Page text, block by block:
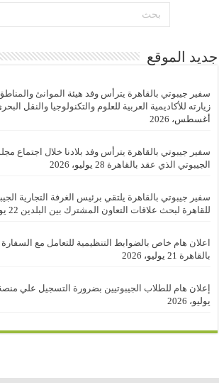
جديد الموقع
سفير جيبوتي بالقاهرة يترأس وفد هيئة الموانئ
زيارته للأكاديمية العربية للعلوم والتكنولوجيا والنقل
أغسطس، 2026
سفير جيبوتي بالقاهرة يترأس وفد بلادنا خلال اجتماع
الجيبوتي الذي عقد بالقاهرة 28 يوليو، 2026
سفير جيبوتي بالقاهرة يلتقي برئيس الغرفة التجارية
للقاهرة لبحث علاقات التعاون المشترك بين البلدين 22 يوليو، 2026
اعلان هام خاص بالضوابط التنظيمية للتعامل مع السفارة
بالقاهرة 21 يوليو، 2026
إعلان هام للطلاب الجيبوتيين بضرورة التسجيل علي
يوليو، 2026